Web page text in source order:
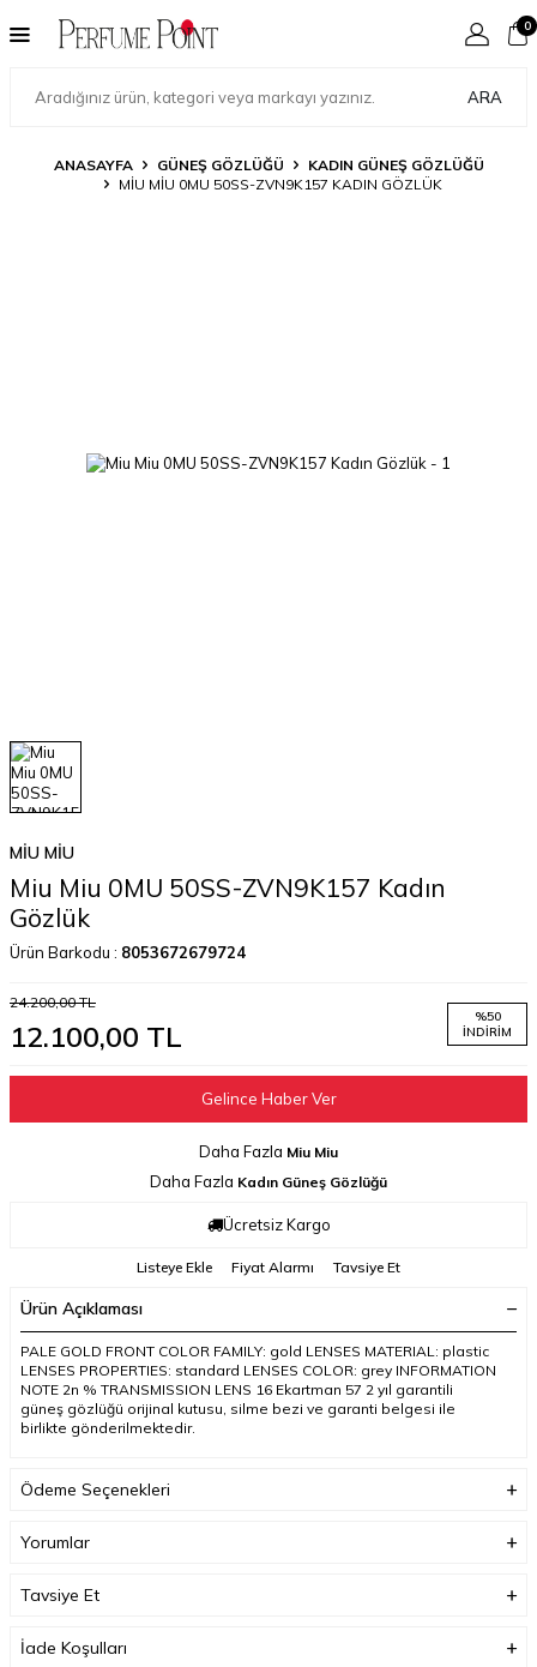
ARA
0
ANASAYFA GÜNEŞ GÖZLÜĞÜ
KADIN GÜNEŞ GÖZLÜĞÜ
MIU MIU 0MU 50SS-ZVN9K157 KADIN GÖZLÜK
MIU MIU
Miu Miu 0MU 50SS-ZVN9K157 Kadın
Gözlük
Ürün Barkodu : 8053672679724
24.200,00TL
12.100,00 TL
%50
İNDIRIM
Gelince Haber Ver
Daha Fazla Miu Miu
Daha Fazla Kadın Güneş Gözlüğü
Ücretsiz Kargo
Listeye Ekle Fiyat Alarmı Tavsiye Et
Ürün Açıklaması
PALE GOLD FRONT COLOR FAMILY: gold LENSES MATERIAL: plastic
LENSES PROPERTIES: standard LENSES COLOR: grey INFORMATION
NOTE 2n % TRANSMISSION LENS 16 Ekartman 57 2 yıl garantili
güneş gözlüğü orijinal kutusu, silme bezi ve garanti belgesi ile
birlikte gönderilmektedir.
Ödeme Seçenekleri
Yorumlar
Tavsiye Et
İade Koşulları